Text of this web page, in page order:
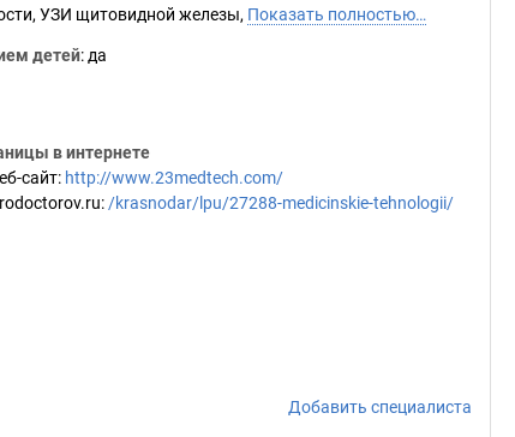
УЗИ щитовидной железы, Показать полностью…
детей: да
в интернете
сайт: http://www.23medtech.com/
: /krasnodar/lpu/27288-medicinskie-tehnologii/
Добавить специалиста